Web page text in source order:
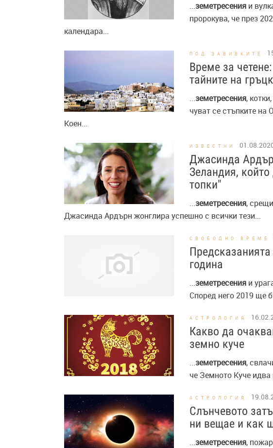
...земетресения и
пророкува, че през
календара...
ПОД ЗАВИВКИТЕ
Време за
тайните на
...земетресения,
чуват се стъпките
Коен...
ИЗВЕСТНИ
Джасинда
Зеландия,
топки"
...земетресения,
Джасинда Ардърн жонглира успешно с всички тези...
СВОБОДНО ВРЕМЕ
година
...земетресения и
Според него 2019 ще
АСТРОЛОГИЯ
Какво да
земно куче
...земетресения,
че Земното Куче
АСТРОЛОГИЯ
Слънчевото
ни вещае и как
...земетресения,